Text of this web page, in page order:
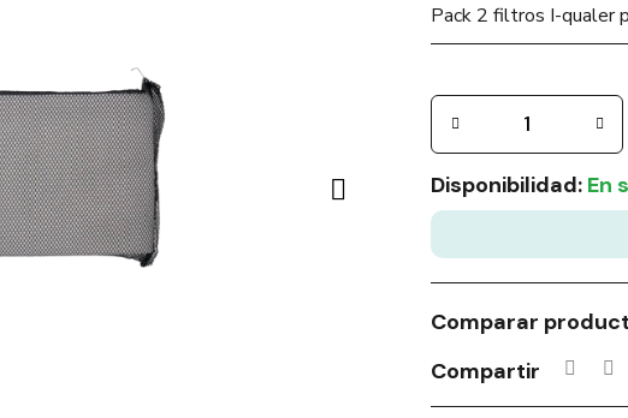
Pack 2 filtros I-qualer
Disponibilidad: En
Comparar
Compartir